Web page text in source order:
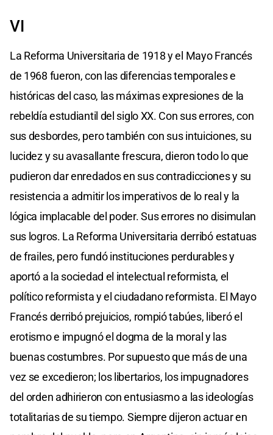
VI
La Reforma Universitaria de 1918 y el Mayo Francés
de 1968 fueron, con las diferencias temporales e
históricas del caso, las máximas expresiones de la
rebeldía estudiantil del siglo XX. Con sus errores, con
sus desbordes, pero también con sus intuiciones, su
lucidez y su avasallante frescura, dieron todo lo que
pudieron dar enredados en sus contradicciones y su
resistencia a admitir los imperativos de lo real y la
lógica implacable del poder. Sus errores no disimulan
sus logros. La Reforma Universitaria derribó estatuas
de frailes, pero fundó instituciones perdurables y
aportó a la sociedad el intelectual reformista, el
político reformista y el ciudadano reformista. El Mayo
Francés derribó prejuicios, rompió tabúes, liberó el
erotismo e impugnó el dogma de la moral y las
buenas costumbres. Por supuesto que más de una
vez se excedieron; los libertarios, los impugnadores
del orden adhirieron con entusiasmo a las ideologías
totalitarias de su tiempo. Siempre dijeron actuar en